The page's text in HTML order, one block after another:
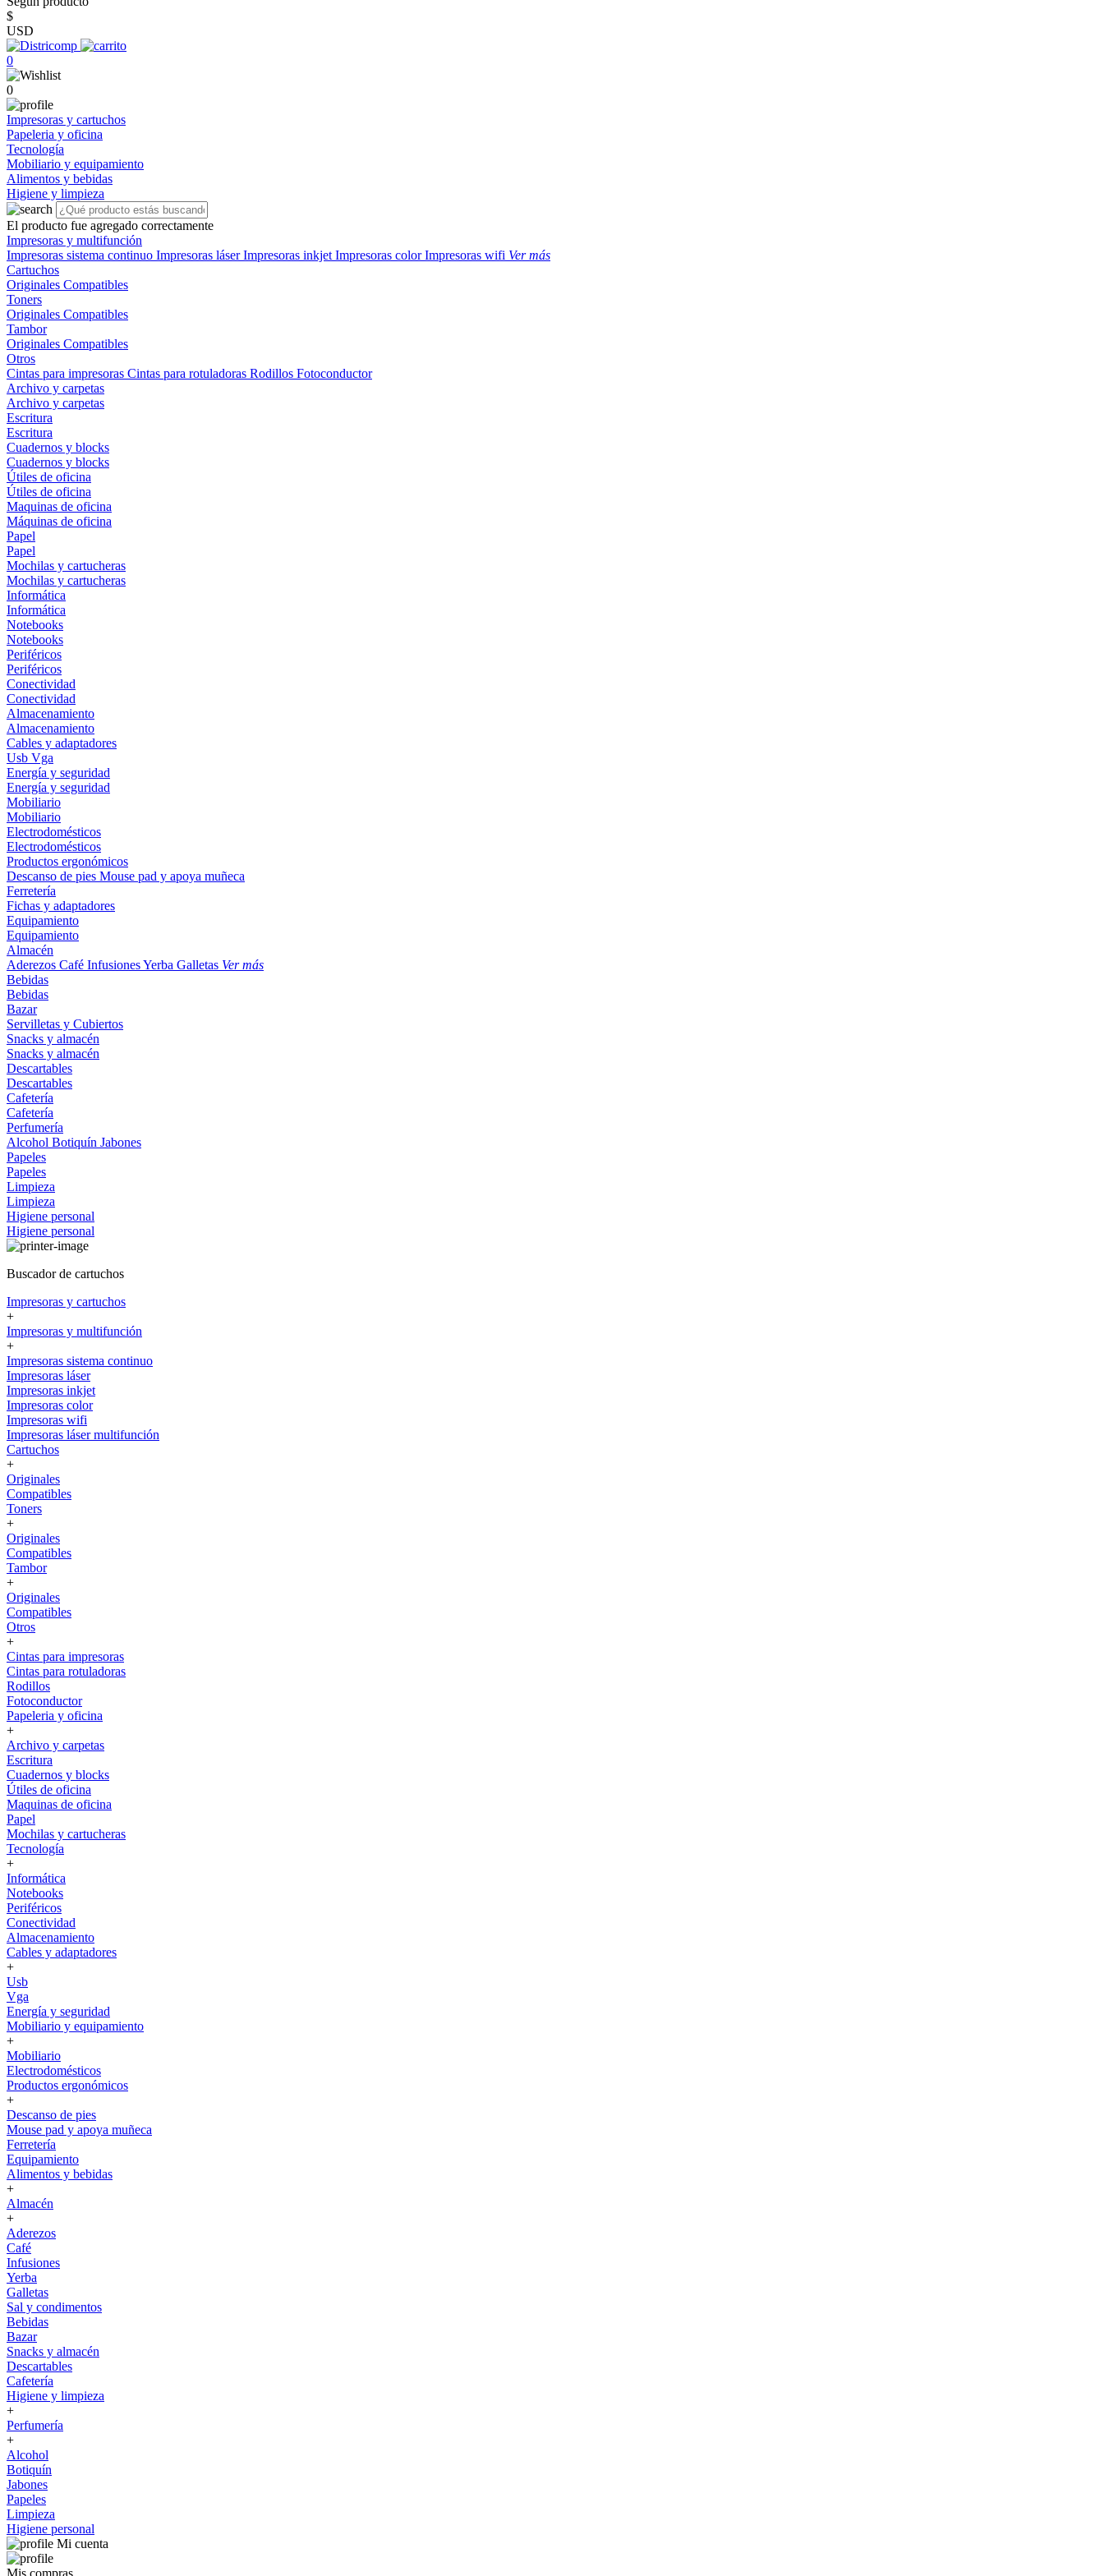
$
USD
0
0
Impresoras y cartuchos
Papeleria y oficina
Tecnología
Mobiliario y equipamiento
Alimentos y bebidas
Higiene y limpieza
El producto fue agregado correctamente
Impresoras y multifunción
Impresoras sistema continuo Impresoras láserImpresoras inkjet Impresoras colorImpresoras wifi Ver más
Cartuchos
Originales Compatibles
Toners
Originales Compatibles
Tambor
Originales Compatibles
Otros
Cintas para impresoras Cintas para rotuladoras Rodillos Fotoconductor
Archivo y carpetas
Archivo y carpetas
Escritura
Escritura
Cuadernos y blocks
Cuadernos y blocks
Útiles de oficina
Útiles de oficina
Maquinas de oficina
Máquinas de oficina
Papel
Papel
Mochilas y cartucheras
Mochilas y cartucheras
Informática
Informática
Notebooks
Notebooks
Periféricos
Periféricos
Conectividad
Conectividad
Almacenamiento
Almacenamiento
Cables y adaptadores
Usb Vga
Energía y seguridad
Energía y seguridad
Mobiliario
Mobiliario
Electrodomésticos
Electrodomésticos
Productos ergonómicos
Descanso de pies Mouse pad y apoya muñeca
Ferretería
Fichas y adaptadores
Equipamiento
Equipamiento
Almacén
Aderezos Café InfusionesYerba Galletas Ver más
Bebidas
Bebidas
Bazar
Servilletas y Cubiertos
Snacks y almacén
Snacks y almacén
Descartables
Descartables
Cafetería
Cafetería
Perfumería
Alcohol Botiquín Jabones
Papeles
Papeles
Limpieza
Limpieza
Higiene personal
Higiene personal
Buscador de cartuchos
Impresoras y cartuchos
+
Impresoras y multifunción
+
Impresoras sistema continuo
Impresoras láser
Impresoras inkjet
Impresoras color
Impresoras wifi
Impresoras láser multifunción
Cartuchos
+
Originales
Compatibles
Toners
+
Originales
Compatibles
Tambor
+
Originales
Compatibles
Otros
+
Cintas para impresoras
Cintas para rotuladoras
Rodillos
Fotoconductor
Papeleria y oficina
+
Archivo y carpetas
Escritura
Cuadernos y blocks
Útiles de oficina
Maquinas de oficina
Papel
Mochilas y cartucheras
Tecnología
+
Informática
Notebooks
Periféricos
Conectividad
Almacenamiento
Cables y adaptadores
+
Usb
Vga
Energía y seguridad
Mobiliario y equipamiento
+
Mobiliario
Electrodomésticos
Productos ergonómicos
+
Descanso de pies
Mouse pad y apoya muñeca
Ferretería
Equipamiento
Alimentos y bebidas
+
Almacén
+
Aderezos
Café
Infusiones
Yerba
Galletas
Sal y condimentos
Bebidas
Bazar
Snacks y almacén
Descartables
Cafetería
Higiene y limpieza
+
Perfumería
+
Alcohol
Botiquín
Jabones
Papeles
Limpieza
Higiene personal
Mi cuenta
Mis compras